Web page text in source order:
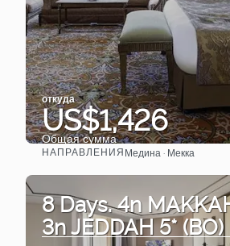
откуда
US$1,426
Общая сумма
Видеть
НАПРАВЛЕНИЯМедина · Мекка
8 Days. 4n
3n JEDDAH 5* (BO)